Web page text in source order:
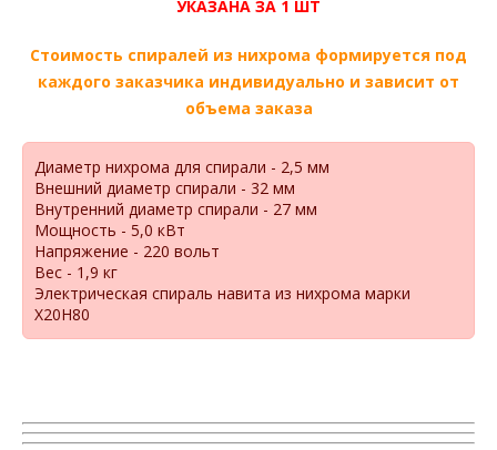
УКАЗАНА ЗА 1 ШТ
Стоимость спиралей из нихрома формируется под
каждого заказчика индивидуально и зависит от
объема заказа
Диаметр нихрома для спирали - 2,5 мм
Внешний диаметр спирали - 32 мм
Внутренний диаметр спирали - 27 мм
Мощность - 5,0 кВт
Напряжение - 220 вольт
Вес - 1,9 кг
Электрическая спираль навита из нихрома марки
Х20Н80